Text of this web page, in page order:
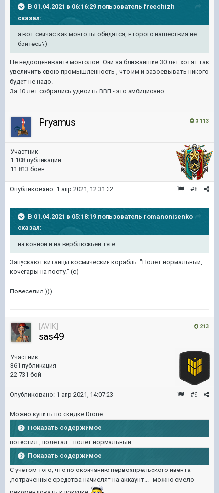
В 01.04.2021 в 06:16:29 пользователь freechizh
сказал:
а вот сейчас как монголы обидятся, второго нашествия не
боитесь?)
Не недооценивайте монголов. Они за ближайшие 30 лет хотят так
увеличить свою промышленность , что им и завоевывать никого
будет не надо.
За 10 лет собрались удвоить ВВП - это амбициозно
3 113
Pryamus
Участник
1 108 публикаций
11 813 боёв
#8
Опубликовано: 1 апр 2021, 12:31:32
В 01.04.2021 в 05:18:19 пользователь romanonisenko
сказал:
на конной и на верблюжьей тяге
Запускают китайцы космический корабль. "Полет нормальный,
кочегары на посту!" (с)
Повеселил )))
213
[AVIK]
sas49
Участник
361 публикация
22 731 бой
#9
Опубликовано: 1 апр 2021, 14:07:23
Можно купить по скидке Drone
Показать содержимое
потестил , полетал.. полёт нормальный
Показать содержимое
С учётом того, что по окончанию первоапрельского ивента
,потраченные средства начислят на аккаунт... можно смело